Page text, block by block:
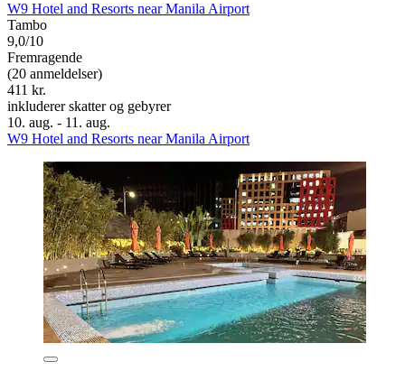
W9 Hotel and Resorts near Manila Airport
Tambo
9,0/10
Fremragende
(20 anmeldelser)
411 kr.
inkluderer skatter og gebyrer
10. aug. - 11. aug.
W9 Hotel and Resorts near Manila Airport